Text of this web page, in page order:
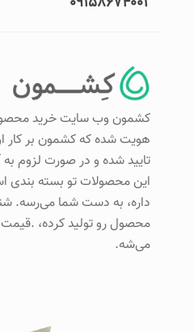
کشمون وب سایت خرید
هویت شده که کشمون بر کار
تایید شده و در صورت لزوم
این محصولات تو بسته بندی
داره، به دست شما می‌رسه.
محصول رو تولید کرده،
می‌شه.